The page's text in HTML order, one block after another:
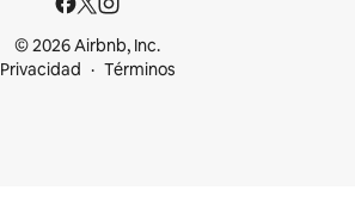
© 2026 Airbnb, Inc.
Privacidad
Términos